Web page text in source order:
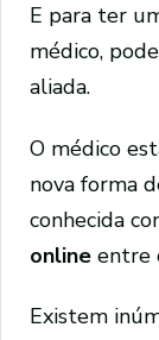
E para ter
médico,
aliada.
O médico
nova forma
conhecida
online entre
Existem